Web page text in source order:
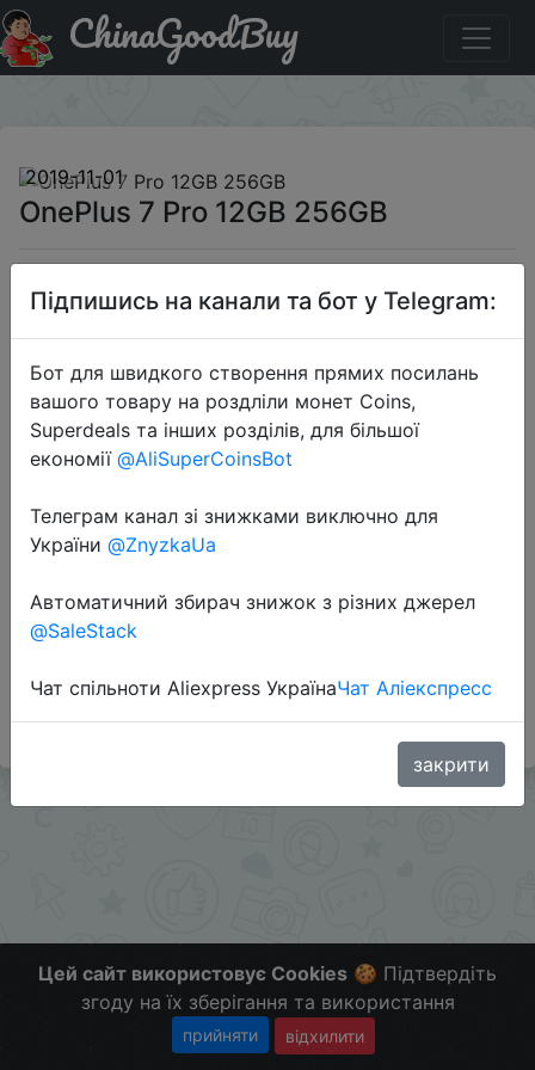
Код на знижку BGTYOP7P256 OnePlus 7 Pro 12GB 256GB
ChinaGoodBuy
2019-11-01
OnePlus 7 Pro 12GB 256GB
$699.99
Промокод:"BGTYOP7P256"
Перейти до магазину
Додаткова інформація відсутня.
Слідкуйте за знижками на мобільному, в телеграм
ZnyzhkaUA
Цей сайт використовує Cookies 🍪 Підтвердіть
згоду на їх зберігання та використання
прийняти відхилити
Підпишись на канали та бот у Telegram:
Бот для швидкого створення прямих посилань
вашого товару на роздліли монет Coins,
Superdeals та інших розділів, для більшої
економії @AliSuperCoinsBot
Телеграм канал зі знижками виключно для
України @ZnyzkaUa
Автоматичний збирач знижок з різних джерел
@SaleStack
Чат спільноти Aliexpress УкраїнаЧат Аліекспресс
закрити